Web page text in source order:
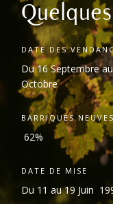
DATE DES
Du 16 Septembre
Octobre
BARRIQUES
62%
DATE DE MISE
Du 11 au 19 Juin